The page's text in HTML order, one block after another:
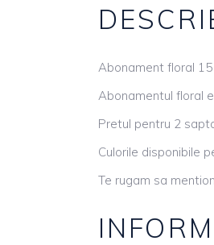
Abonament floral
Abonamentul floral
Pretul pentru 2
Culorile disponibile
Te rugam sa